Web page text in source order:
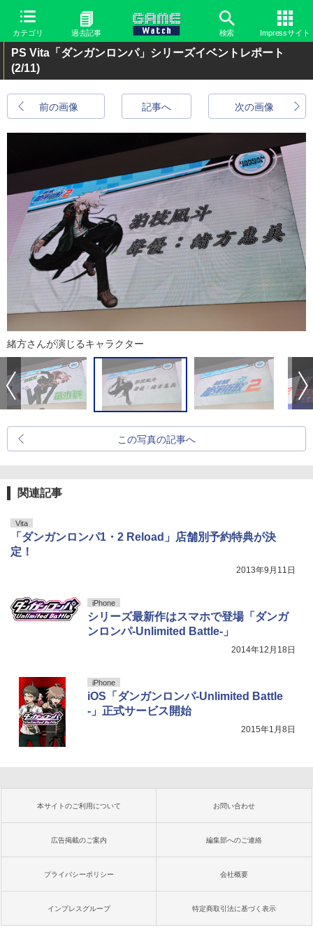
カテゴリ 過去記事 検索 Impressサイト
PS Vita「ダンガンロンパ」シリーズイベントレポート
(2/11)
前の画像 次の画像
記事へ
緒方さんが演じるキャラクター
この写真の記事へ
関連記事
Vita
「ダンガンロンパ1・2 Reload」店舗別予約特典が決
定！
2013年9月11日
iPhone
シリーズ最新作はスマホで登場「ダンガ
ンロンパ-Unlimited Battle-」
2014年12月18日
iPhone
iOS「ダンガンロンパ-Unlimited Battle
-」正式サービス開始
2015年1月8日
本サイトのご利用について お問い合わせ
広告掲載のご案内 編集部へのご連絡
プライバシーポリシー 会社概要
インプレスグループ 特定商取引法に基づく表示